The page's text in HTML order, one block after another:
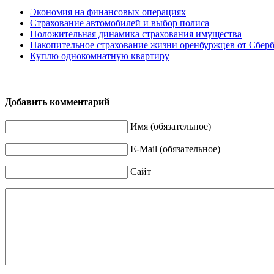
Экономия на финансовых операциях
Страхование автомобилей и выбор полиса
Положительная динамика страхования имущества
Накопительное страхование жизни оренбуржцев от
Куплю однокомнатную квартиру
Добавить комментарий
Имя (обязательное)
E-Mail (обязательное)
Сайт